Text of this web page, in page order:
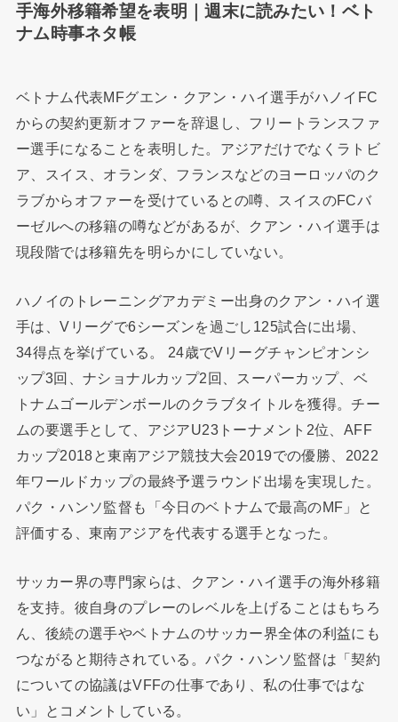
手海外移籍希望を表明｜週末に読みたい！ベト
ナム時事ネタ帳
ベトナム代表MFグエン・クアン・ハイ選手がハノイFC
からの契約更新オファーを辞退し、フリートランスファ
ー選手になることを表明した。アジアだけでなくラトビ
ア、スイス、オランダ、フランスなどのヨーロッパのク
ラブからオファーを受けているとの噂、スイスのFCバ
ーゼルへの移籍の噂などがあるが、クアン・ハイ選手は
現段階では移籍先を明らかにしていない。
ハノイのトレーニングアカデミー出身のクアン・ハイ選
手は、Vリーグで6シーズンを過ごし125試合に出場、
34得点を挙げている。 24歳でVリーグチャンピオンシ
ップ3回、ナショナルカップ2回、スーパーカップ、ベ
トナムゴールデンボールのクラブタイトルを獲得。チー
ムの要選手として、アジアU23トーナメント2位、AFF
カップ2018と東南アジア競技大会2019での優勝、2022
年ワールドカップの最終予選ラウンド出場を実現した。
パク・ハンソ監督も「今日のベトナムで最高のMF」と
評価する、東南アジアを代表する選手となった。
サッカー界の専門家らは、クアン・ハイ選手の海外移籍
を支持。彼自身のプレーのレベルを上げることはもちろ
ん、後続の選手やベトナムのサッカー界全体の利益にも
つながると期待されている。パク・ハンソ監督は「契約
についての協議はVFFの仕事であり、私の仕事ではな
い」とコメントしている。